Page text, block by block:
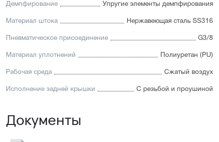
Демпфирование Упругие элементы демпфирования
Материал штока Нержавеющая сталь SS316
Пневматическое присоединение G3/8
Материал уплотнений Полиуретан (PU)
Рабочая среда Сжатый воздух
Исполнение задней крышки С резьбой и проушиной
Документы